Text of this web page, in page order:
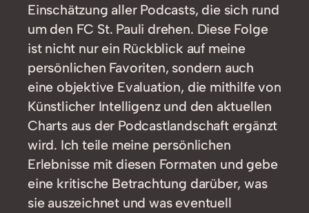
Einschätzung aller Podcasts, die sich rund
um den FC St. Pauli drehen. Diese Folge
ist nicht nur ein Rückblick auf meine
persönlichen Favoriten, sondern auch
eine objektive Evaluation, die mithilfe von
Künstlicher Intelligenz und den aktuellen
Charts aus der Podcastlandschaft ergänzt
wird. Ich teile meine persönlichen
Erlebnisse mit diesen Formaten und gebe
eine kritische Betrachtung darüber, was
sie auszeichnet und was eventuell